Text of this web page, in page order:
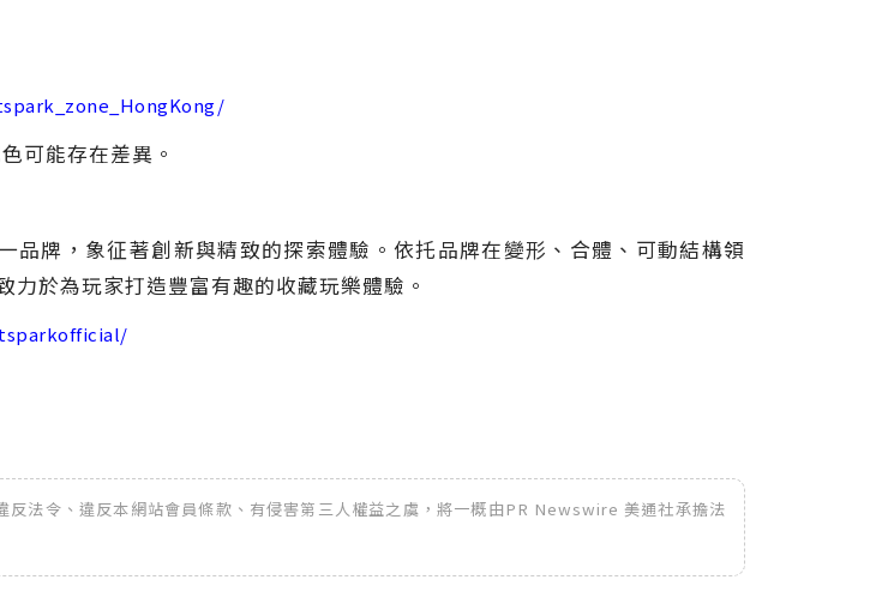
可能存在差異。
品牌，象征著創新與精致的探索體驗。依托品牌在變形、合體、可動結構領
於為玩家打造豐富有趣的收藏玩樂體驗。
法令、違反本網站會員條款、有侵害第三人權益之虞，將一概由PR Newswire 美通社承擔法